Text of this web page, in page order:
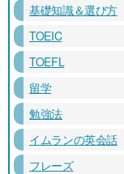
基礎知識＆選び方
TOEIC
TOEFL
留学
勉強法
イムランの英会話
フレーズ